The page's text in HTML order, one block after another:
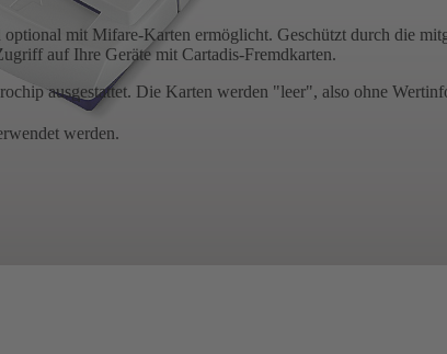
mit Mifare-Karten ermöglicht. Geschützt durch die
auf Ihre Geräte mit Cartadis-Fremdkarten.
ausge­stattet. Die Karten werden "leer", also ohne
werden.